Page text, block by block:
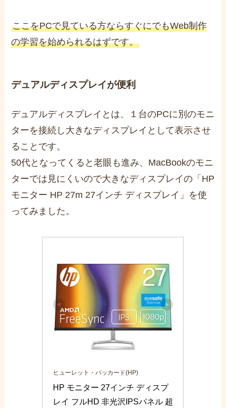
ここをPCで見ている方ならすぐにでもWeb制作
の学習を始められるはずです。
デュアルディスプレイが便利
デュアルディスプレイとは、１台のPCに別のモニ
ターを接続し大きなディスプレイとして表示させ
ることです。
50代となってくると老眼も進み、MacBookのモニ
ターでは見にくいので大きなディスプレイの「HP
モニター HP 27m 27インチ ディスプレイ」を使
ってみました。
ヒューレット・パッカード(HP)
HP モニター 27インチ ディスプ
レイ フルHD 非光沢IPSパネル 超